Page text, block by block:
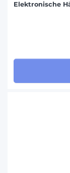
Elektronische